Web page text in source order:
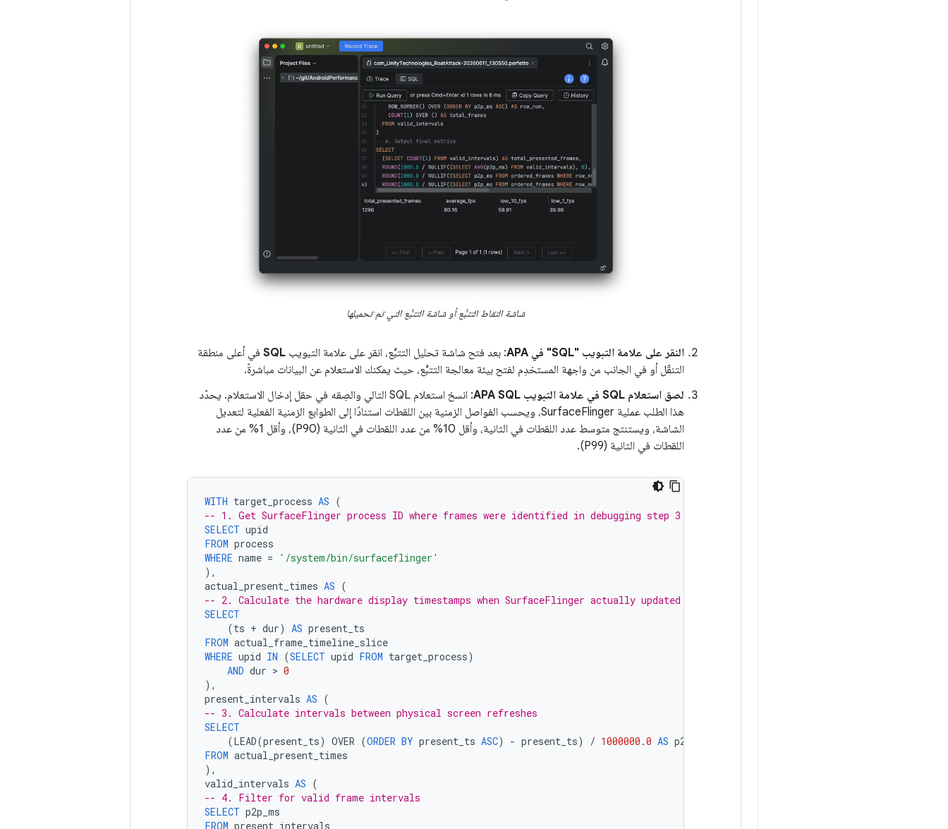
شاشة التقاط التتبُّع أو شاشة التتبُّع التي تم تحميلها
النقر على علامة التبويب "SQL" في APA : بعد فتح شاشة تحليل التتبُّع، انقر على علامة التبويب SQL في أعلى منطقة
التنقّل أو في الجانب من واجهة المستخدِم لفتح بيئة معالجة التتبُّع، حيث يمكنك الاستعلام عن البيانات مباشرةً.
لصق استعلام SQL في علامة التبويب APA SQL
: انسخ استعلام SQL التالي والصِقه في حقل إدخال الاستعلام. يحدّد
هذا الطلب عملية SurfaceFlinger، ويحسب الفواصل الزمنية بين اللقطات استنادًا إلى الطوابع الزمنية الفعلية لتعديل
الشاشة، ويستنتج متوسط عدد اللقطات في الثانية، وأقل 10% من عدد اللقطات في الثانية (P90)، وأقل 1% من عدد
اللقطات في الثانية (P99).
WITH target_process AS (
-- 1. Get SurfaceFlinger process ID where frames were identified in debugging step 3
SELECT upid
FROM process
WHERE name =
'/system/bin/surfaceflinger'
),
actual_present_times AS (
-- 2. Calculate the hardware display timestamps when SurfaceFlinger actually updated the screen
SELECT
(ts + dur) AS present_ts
FROM actual_frame_timeline_slice
WHERE upid IN (SELECT upid FROM target_process)
AND dur > 0
),
present_intervals AS (
-- 3. Calculate intervals between physical screen refreshes
SELECT
(LEAD(present_ts) OVER (ORDER BY present_ts ASC) - present_ts) / 1000000 .0 AS p2p_ms
FROM actual_present_times
),
valid_intervals AS (
-- 4. Filter for valid frame intervals
SELECT p2p_ms
FROM present_intervals